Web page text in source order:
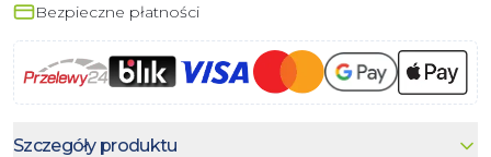
Bezpieczne płatności
Szczegóły produktu